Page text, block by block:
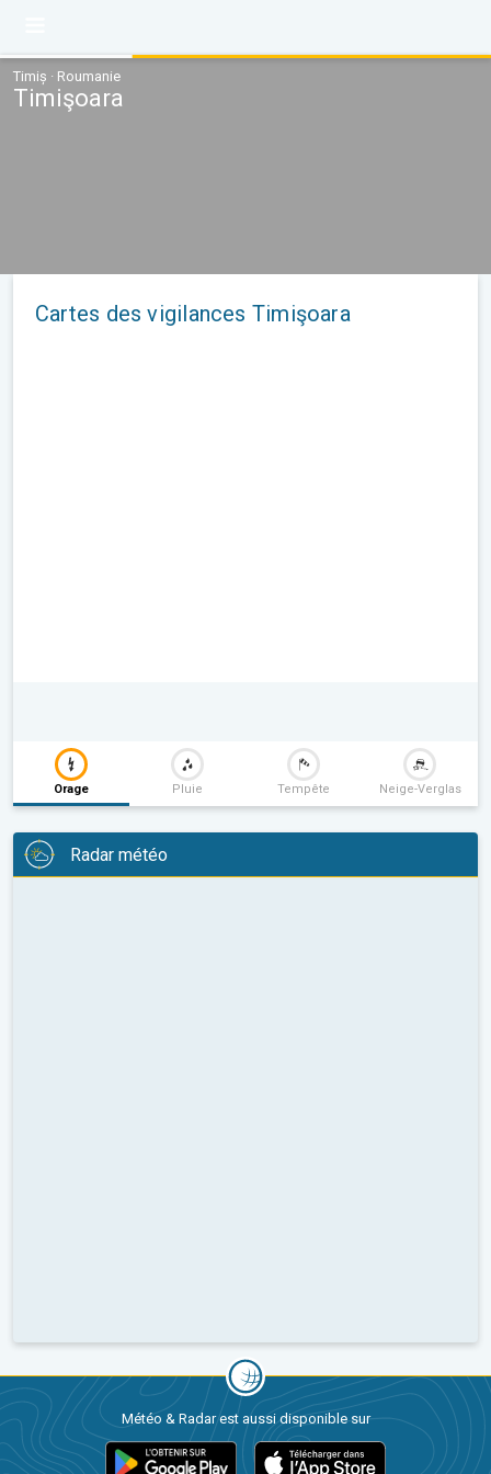
Timiș · Roumanie
Timişoara
Cartes des vigilances Timişoara
Orage Pluie Tempête Neige-Verglas
Radar météo
Météo & Radar est aussi disponible sur